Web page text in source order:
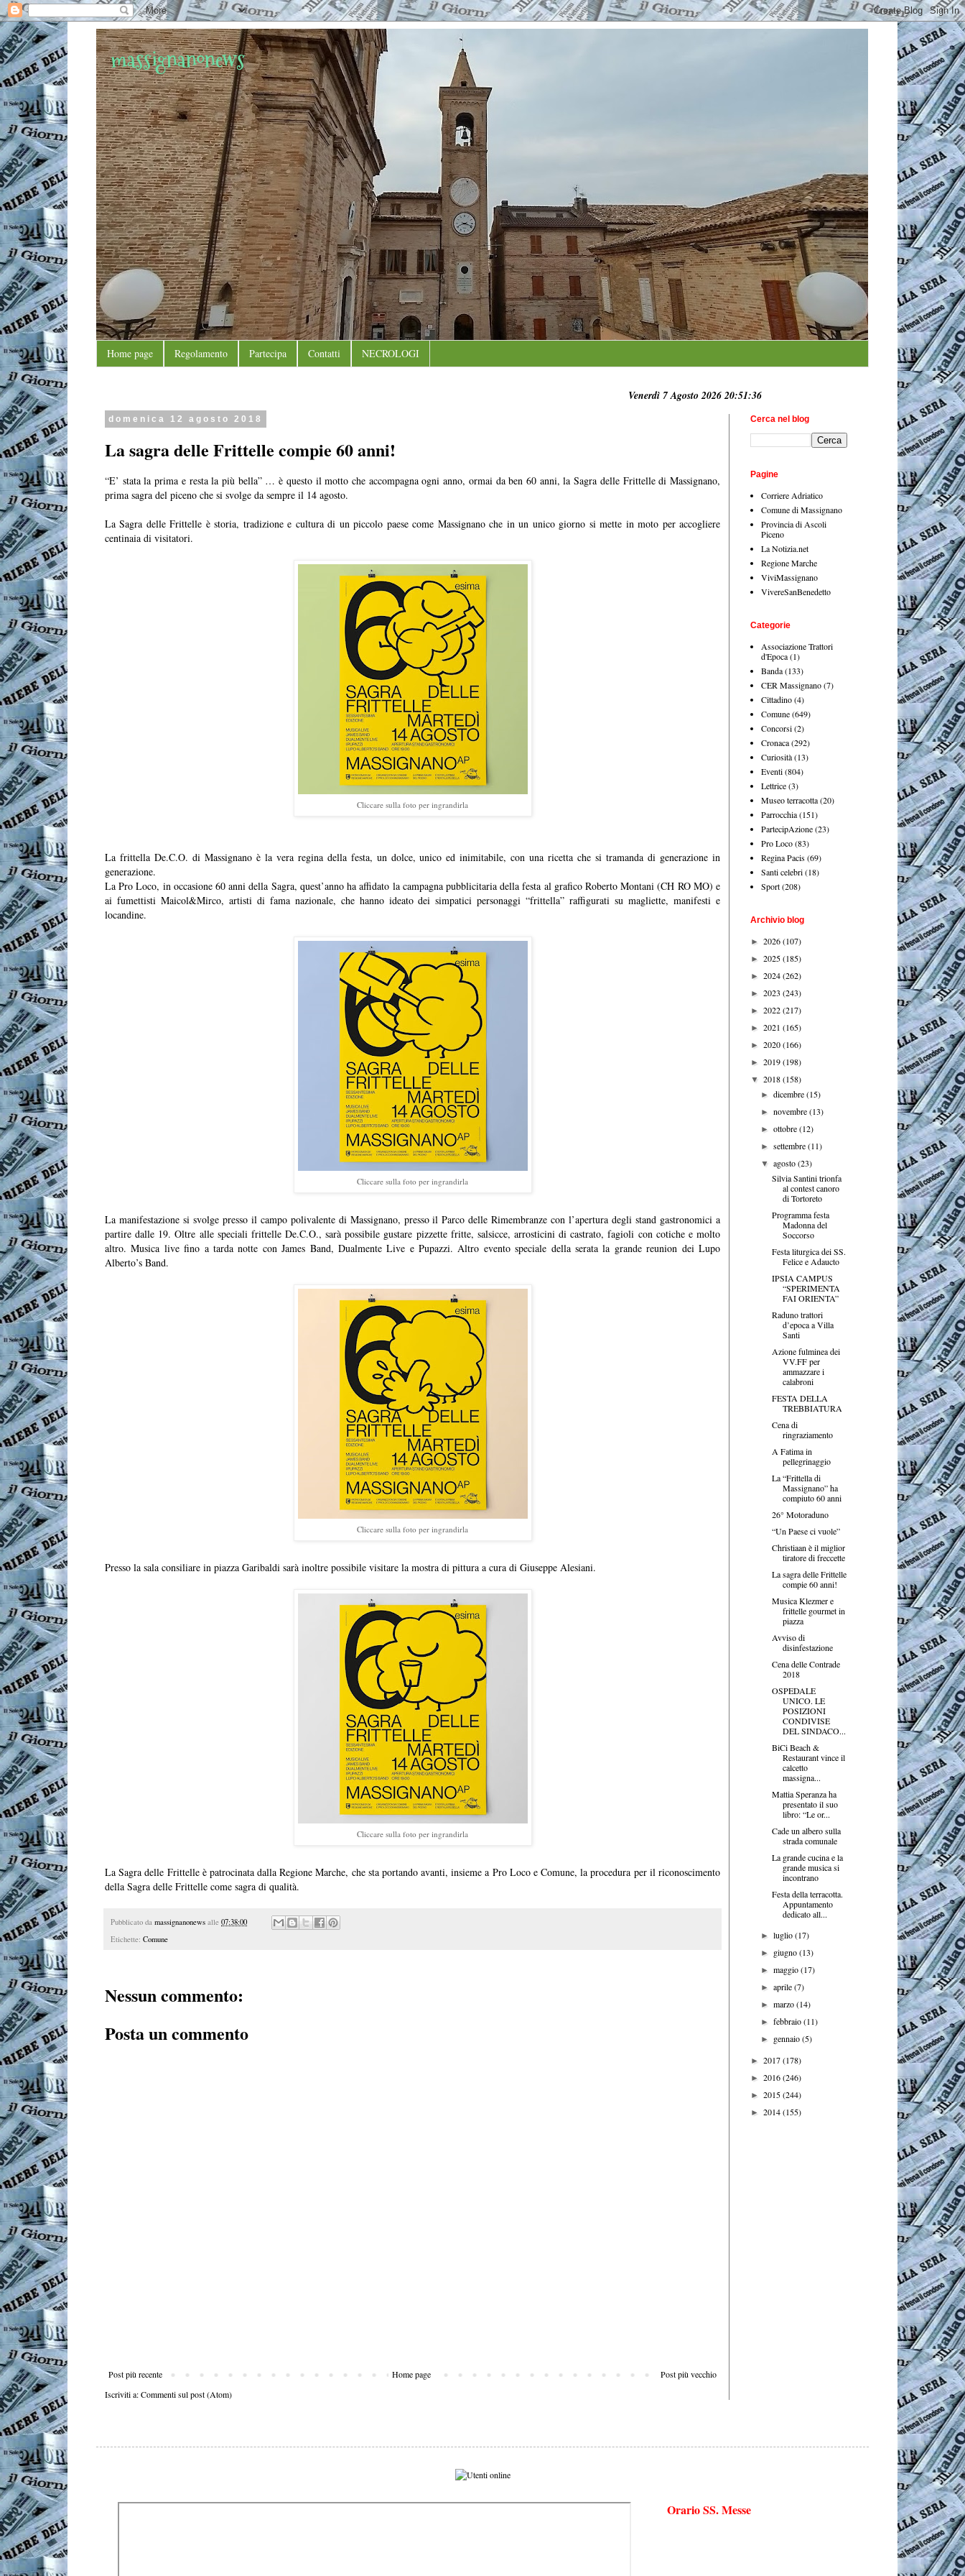
massignanonews
Home page Regolamento Partecipa Contatti NECROLOGI
Venerdì 7 Agosto 2026 20:51:37
domenica 12 agosto 2018
La sagra delle Frittelle compie 60 anni!
“E’ stata la prima e resta la più bella” … è questo il motto che accompagna ogni anno, ormai da ben 60 anni, la Sagra delle Frittelle di Massignano,
prima sagra del piceno che si svolge da sempre il 14 agosto.
La Sagra delle Frittelle è storia, tradizione e cultura di un piccolo paese come Massignano che in un unico giorno si mette in moto per accogliere
centinaia di visitatori.
Cliccare sulla foto per ingrandirla
La frittella De.C.O. di Massignano è la vera regina della festa, un dolce, unico ed inimitabile, con una ricetta che si tramanda di generazione in
generazione.
La Pro Loco, in occasione 60 anni della Sagra, quest’anno ha affidato la campagna pubblicitaria della festa al grafico Roberto Montani (CH RO MO) e
ai fumettisti Maicol&Mirco, artisti di fama nazionale, che hanno ideato dei simpatici personaggi “frittella” raffigurati su magliette, manifesti e
locandine.
Cliccare sulla foto per ingrandirla
La manifestazione si svolge presso il campo polivalente di Massignano, presso il Parco delle Rimembranze con l’apertura degli stand gastronomici a
partire dalle 19. Oltre alle speciali frittelle De.C.O., sarà possibile gustare pizzette fritte, salsicce, arrosticini di castrato, fagioli con cotiche e molto
altro. Musica live fino a tarda notte con James Band, Dualmente Live e Pupazzi. Altro evento speciale della serata la grande reunion dei Lupo
Alberto’s Band.
Cliccare sulla foto per ingrandirla
Presso la sala consiliare in piazza Garibaldi sarà inoltre possibile visitare la mostra di pittura a cura di Giuseppe Alesiani.
Cliccare sulla foto per ingrandirla
La Sagra delle Frittelle è patrocinata dalla Regione Marche, che sta portando avanti, insieme a Pro Loco e Comune, la procedura per il riconoscimento
della Sagra delle Frittelle come sagra di qualità.
Pubblicato da massignanonews alle 07:38:00
Etichette: Comune
Nessun commento:
Posta un commento
Post più recente Post più vecchio
Home page
Iscriviti a:Commenti sul post (Atom)
Cerca nel blog
Pagine
Corriere Adriatico
Comune di Massignano
Provincia di Ascoli
Piceno
La Notizia.net
Regione Marche
ViviMassignano
VivereSanBenedetto
Categorie
Associazione Trattori
d'Epoca(1)
Banda(133)
CER Massignano(7)
Cittadino(4)
Comune(649)
Concorsi(2)
Cronaca(292)
Curiosità(13)
Eventi(804)
Lettrice(3)
Museo terracotta(20)
Parrocchia(151)
PartecipAzione(23)
Pro Loco(83)
Regina Pacis(69)
Santi celebri(18)
Sport(208)
Archivio blog
► 2026(107)
► 2025(185)
► 2024(262)
► 2023 (243)
► 2022(217)
► 2021 (165)
► 2020(166)
► 2019(198)
▼ 2018(158)
►dicembre(15)
►novembre(13)
►ottobre(12)
►settembre(11)
▼agosto(23)
Silvia Santini trionfa
al contest canoro
di Tortoreto
Programma festa
Madonna del
Soccorso
Festa liturgica dei SS.
Felice e Adaucto
IPSIA CAMPUS
“SPERIMENTA
FAI ORIENTA”
Raduno trattori
d’epoca a Villa
Santi
Azione fulminea dei
VV.FF per
ammazzare i
calabroni
FESTA DELLA
TREBBIATURA
Cena di
ringraziamento
A Fatima in
pellegrinaggio
La “Frittella di
Massignano” ha
compiuto 60 anni
26° Motoraduno
“Un Paese ci vuole”
Christiaan è il miglior
tiratore di freccette
La sagra delle Frittelle
compie 60 anni!
Musica Klezmer e
frittelle gourmet in
piazza
Avviso di
disinfestazione
Cena delle Contrade
2018
OSPEDALE
UNICO. LE
POSIZIONI
CONDIVISE
DEL SINDACO...
BiCi Beach &
Restaurant vince il
calcetto
massigna...
Mattia Speranza ha
presentato il suo
libro: “Le or...
Cade un albero sulla
strada comunale
La grande cucina e la
grande musica si
incontrano
Festa della terracotta.
Appuntamento
dedicato all...
►luglio(17)
► giugno(13)
►maggio(17)
►aprile(7)
►marzo(14)
►febbraio(11)
► gennaio(5)
► 2017(178)
► 2016(246)
► 2015(244)
► 2014(155)
Orario SS. Messe